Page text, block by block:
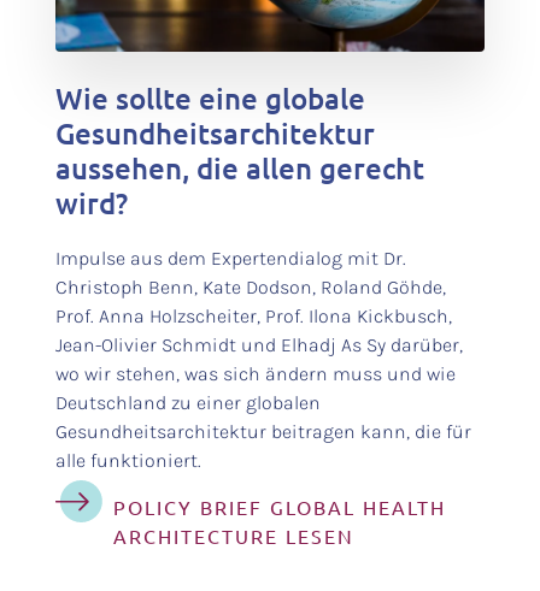
test
Wie sollte eine globale
Gesundheitsarchitektur
aussehen, die allen gerecht
wird?
Impulse aus dem Expertendialog mit Dr.
Christoph Benn, Kate Dodson, Roland Göhde,
Prof. Anna Holzscheiter, Prof. Ilona Kickbusch,
Jean-Olivier Schmidt und Elhadj As Sy darüber,
wo wir stehen, was sich ändern muss und wie
Deutschland zu einer globalen
Gesundheitsarchitektur beitragen kann, die für
alle funktioniert.
POLICY BRIEF GLOBAL HEALTH
ARCHITECTURE LESEN